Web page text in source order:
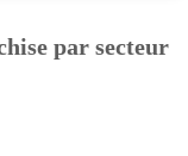
par secteur